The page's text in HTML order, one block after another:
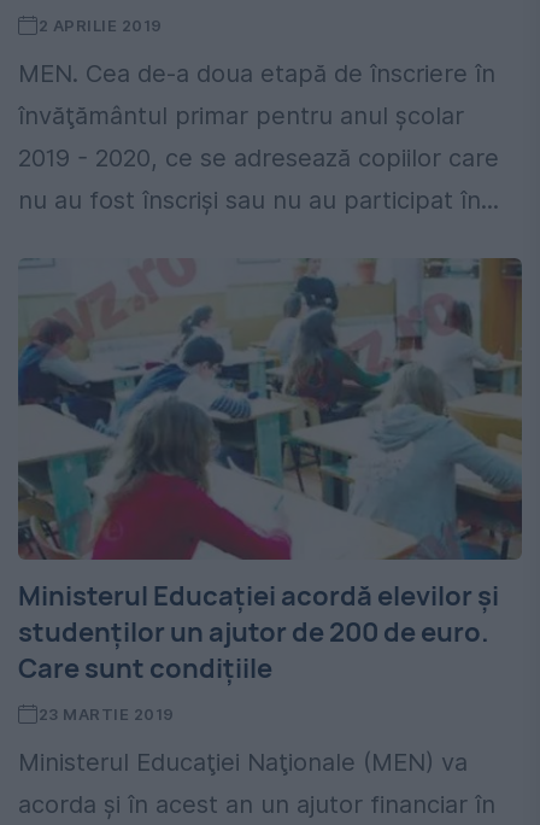
2 APRILIE 2019
MEN. Cea de-a doua etapă de înscriere în
învăţământul primar pentru anul şcolar
2019 - 2020, ce se adresează copiilor care
nu au fost înscrişi sau nu au participat în...
Ministerul Educaţiei acordă elevilor şi
studenţilor un ajutor de 200 de euro.
Care sunt condiţiile
23 MARTIE 2019
Ministerul Educaţiei Naţionale (MEN) va
acorda şi în acest an un ajutor financiar în